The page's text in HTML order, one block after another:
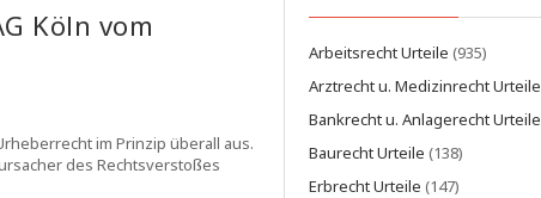
Köln vom
im Prinzip überall aus.
des Rechtsverstoßes
Arbeitsrecht Urteile (935)
Arztrecht u. Medizinrecht Urteile
Bankrecht u. Anlagerecht Urteile
Baurecht Urteile (138)
Erbrecht Urteile (147)